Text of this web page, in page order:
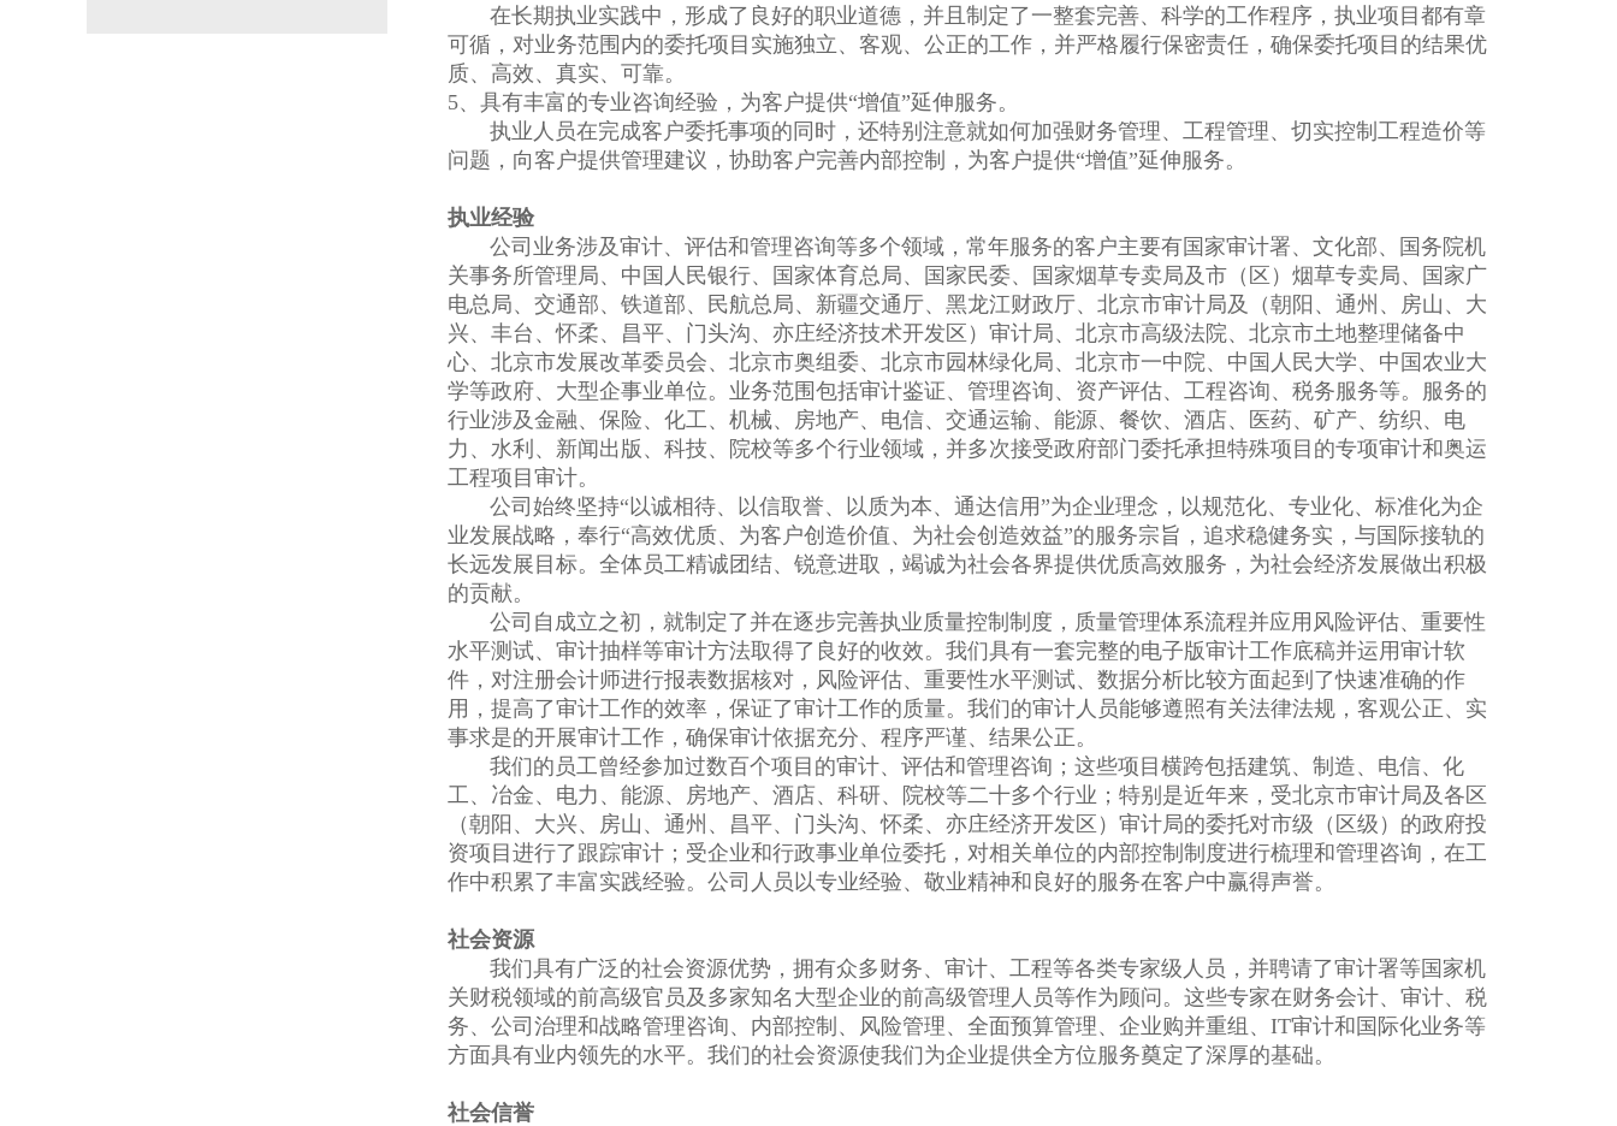
在长期执业实践中，形成了良好的职业道德，并且制定了一整套完善、科学的工作程序，执业项目都有章
可循，对业务范围内的委托项目实施独立、客观、公正的工作，并严格履行保密责任，确保委托项目的结果优
质、高效、真实、可靠。
5、具有丰富的专业咨询经验，为客户提供“增值”延伸服务。
执业人员在完成客户委托事项的同时，还特别注意就如何加强财务管理、工程管理、切实控制工程造价等
问题，向客户提供管理建议，协助客户完善内部控制，为客户提供“增值”延伸服务。
执业经验
公司业务涉及审计、评估和管理咨询等多个领域，常年服务的客户主要有国家审计署、文化部、国务院机
关事务所管理局、中国人民银行、国家体育总局、国家民委、国家烟草专卖局及市（区）烟草专卖局、国家广
电总局、交通部、铁道部、民航总局、新疆交通厅、黑龙江财政厅、北京市审计局及（朝阳、通州、房山、大
兴、丰台、怀柔、昌平、门头沟、亦庄经济技术开发区）审计局、北京市高级法院、北京市土地整理储备中
心、北京市发展改革委员会、北京市奥组委、北京市园林绿化局、北京市一中院、中国人民大学、中国农业大
学等政府、大型企事业单位。业务范围包括审计鉴证、管理咨询、资产评估、工程咨询、税务服务等。服务的
行业涉及金融、保险、化工、机械、房地产、电信、交通运输、能源、餐饮、酒店、医药、矿产、纺织、电
力、水利、新闻出版、科技、院校等多个行业领域，并多次接受政府部门委托承担特殊项目的专项审计和奥运
工程项目审计。
公司始终坚持“以诚相待、以信取誉、以质为本、通达信用”为企业理念，以规范化、专业化、标准化为企
业发展战略，奉行“高效优质、为客户创造价值、为社会创造效益”的服务宗旨，追求稳健务实，与国际接轨的
长远发展目标。全体员工精诚团结、锐意进取，竭诚为社会各界提供优质高效服务，为社会经济发展做出积极
的贡献。
公司自成立之初，就制定了并在逐步完善执业质量控制制度，质量管理体系流程并应用风险评估、重要性
水平测试、审计抽样等审计方法取得了良好的收效。我们具有一套完整的电子版审计工作底稿并运用审计软
件，对注册会计师进行报表数据核对，风险评估、重要性水平测试、数据分析比较方面起到了快速准确的作
用，提高了审计工作的效率，保证了审计工作的质量。我们的审计人员能够遵照有关法律法规，客观公正、实
事求是的开展审计工作，确保审计依据充分、程序严谨、结果公正。
我们的员工曾经参加过数百个项目的审计、评估和管理咨询；这些项目横跨包括建筑、制造、电信、化
工、冶金、电力、能源、房地产、酒店、科研、院校等二十多个行业；特别是近年来，受北京市审计局及各区
（朝阳、大兴、房山、通州、昌平、门头沟、怀柔、亦庄经济开发区）审计局的委托对市级（区级）的政府投
资项目进行了跟踪审计；受企业和行政事业单位委托，对相关单位的内部控制制度进行梳理和管理咨询，在工
作中积累了丰富实践经验。公司人员以专业经验、敬业精神和良好的服务在客户中赢得声誉。
社会资源
我们具有广泛的社会资源优势，拥有众多财务、审计、工程等各类专家级人员，并聘请了审计署等国家机
关财税领域的前高级官员及多家知名大型企业的前高级管理人员等作为顾问。这些专家在财务会计、审计、税
务、公司治理和战略管理咨询、内部控制、风险管理、全面预算管理、企业购并重组、IT审计和国际化业务等
方面具有业内领先的水平。我们的社会资源使我们为企业提供全方位服务奠定了深厚的基础。
社会信誉